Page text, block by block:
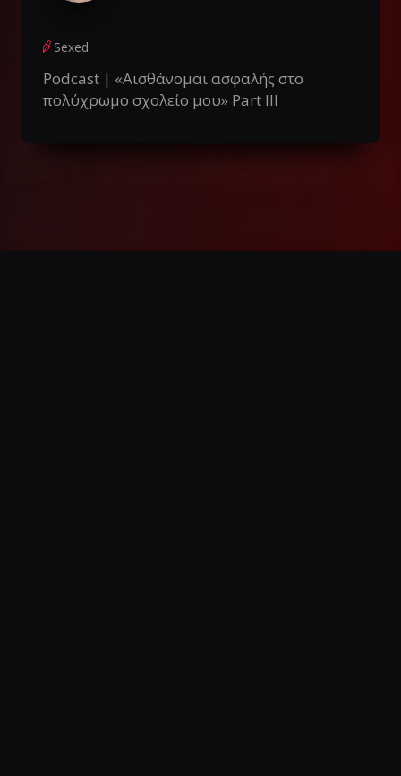
Sexed
Podcast | «Αισθάνομαι ασφαλής στο
πολύχρωμο σχολείο μου» Part III